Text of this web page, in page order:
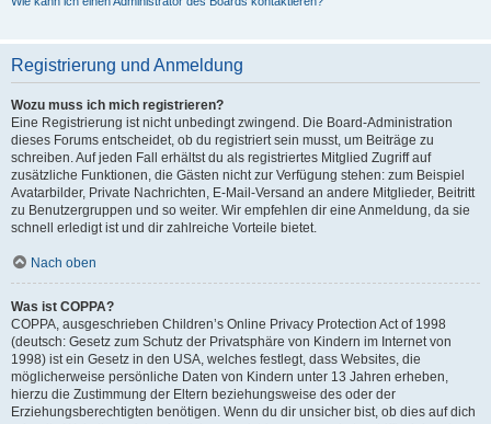
Registrierung und Anmeldung
Wozu muss ich mich registrieren?
Eine Registrierung ist nicht unbedingt zwingend. Die Board-Administration
dieses Forums entscheidet, ob du registriert sein musst, um Beiträge zu
schreiben. Auf jeden Fall erhältst du als registriertes Mitglied Zugriff auf
zusätzliche Funktionen, die Gästen nicht zur Verfügung stehen: zum Beispiel
Avatarbilder, Private Nachrichten, E-Mail-Versand an andere Mitglieder, Beitritt
zu Benutzergruppen und so weiter. Wir empfehlen dir eine Anmeldung, da sie
schnell erledigt ist und dir zahlreiche Vorteile bietet.
Nach oben
Was ist COPPA?
COPPA, ausgeschrieben Children’s Online Privacy Protection Act of 1998
(deutsch: Gesetz zum Schutz der Privatsphäre von Kindern im Internet von
1998) ist ein Gesetz in den USA, welches festlegt, dass Websites, die
möglicherweise persönliche Daten von Kindern unter 13 Jahren erheben,
hierzu die Zustimmung der Eltern beziehungsweise des oder der
Erziehungsberechtigten benötigen. Wenn du dir unsicher bist, ob dies auf dich